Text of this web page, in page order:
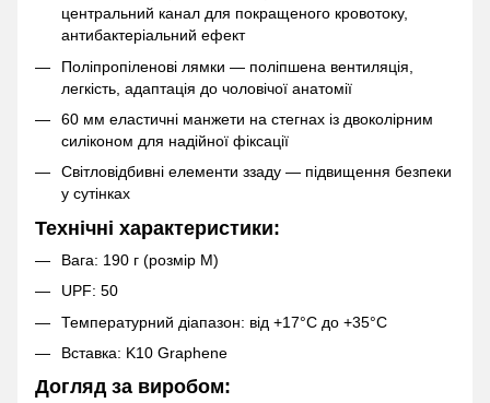
центральний канал для покращеного кровотоку,
антибактеріальний ефект
Поліпропіленові лямки — поліпшена вентиляція,
легкість, адаптація до чоловічої анатомії
60 мм еластичні манжети на стегнах із двоколірним
силіконом для надійної фіксації
Світловідбивні елементи ззаду — підвищення безпеки
у сутінках
Технічні характеристики:
Вага: 190 г (розмір M)
UPF: 50
Температурний діапазон: від +17°C до +35°C
Вставка: K10 Graphene
Догляд за виробом: